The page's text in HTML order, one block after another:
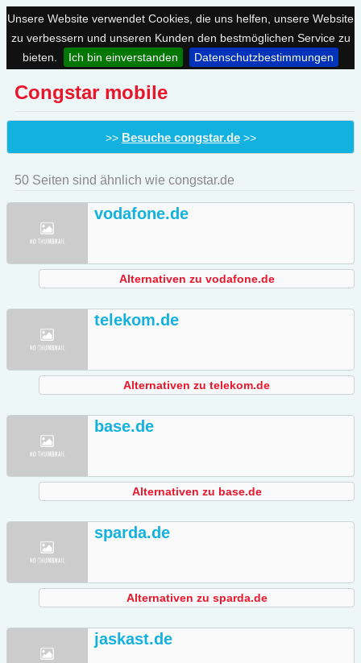
Unsere Website verwendet Cookies, die uns helfen, unsere Website
zu verbessern und unseren Kunden den bestmöglichen Service zu
bieten.
Ich bin einverstanden Datenschutzbestimmungen
Congstar mobile
>> Besuche congstar.de>>
50 Seiten sind ähnlich wie congstar.de
vodafone.de
Alternativen zu vodafone.de
telekom.de
Alternativen zu telekom.de
base.de
Alternativen zu base.de
sparda.de
Alternativen zu sparda.de
jaskast.de